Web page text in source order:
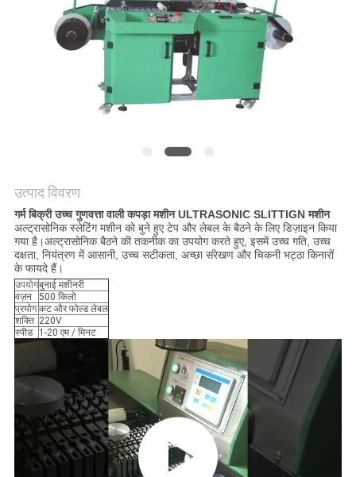
अनुरोध
उत्पाद विवरण
गर्म बिक्री उच्च गुणवत्ता वाली कपड़ा मशीन ULTRASONIC SLITTIGN मशीन
अल्ट्रासोनिक स्लेटिंग मशीन को बुने हुए टेप और लेबल के बैठने के लिए डिज़ाइन किया
गया है।अल्ट्रासोनिक बैठने की तकनीक का उपयोग करते हुए, इसमें उच्च गति, उच्च
दक्षता, नियंत्रण में आसानी, उच्च सटीकता, अच्छा संरेखण और चिकनी भट्ठा किनारों
के फायदे हैं।
उपयोगबुनाई मशीनरी
वज़न
500 किलो
प्रयोग कट और फोल्ड लेबल
शक्ति 220V
स्पीड
1-20 एम / मिनट